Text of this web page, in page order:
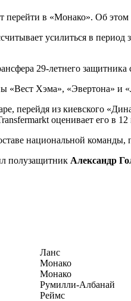
перейти в «Монако». Об этом
усилиться в
29-летнего
«Вест Хэма», «Эвертона» и
перейдя из киевского
оценивает его в
национальной
полузащитник Александр
Ланс
Монако
Монако
Румилли-Албанай
Реймс